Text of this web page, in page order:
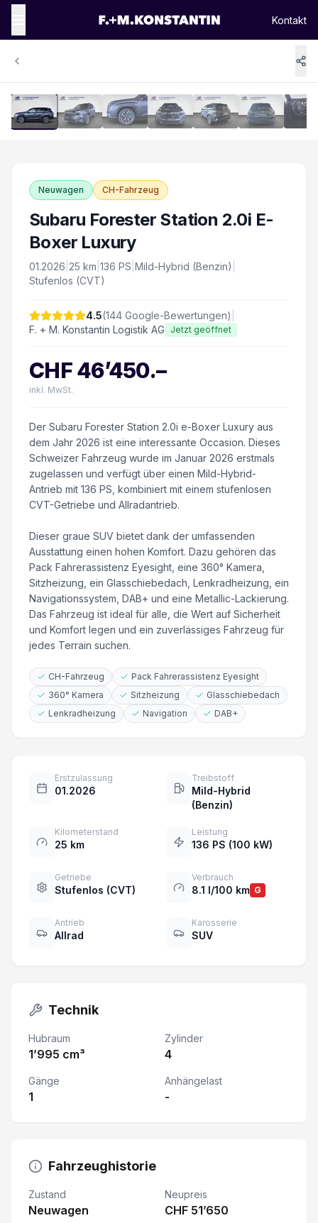
Kontakt
Neuwagen CH-Fahrzeug
Subaru Forester Station 2.0i E-
Boxer Luxury
01.2026 25 km 136 PS Mild-Hybrid (Benzin)
Stufenlos (CVT)
4.5(144 Google-Bewertungen)
F. + M. Konstantin Logistik AG
Jetzt geöffnet
CHF46’450.–
inkl. MwSt.
Der Subaru Forester Station 2.0i e-Boxer Luxury aus
dem Jahr 2026 ist eine interessante Occasion. Dieses
Schweizer Fahrzeug wurde im Januar 2026 erstmals
zugelassen und verfügt über einen Mild-Hybrid-
Antrieb mit 136 PS, kombiniert mit einem stufenlosen
CVT-Getriebe und Allradantrieb.
Dieser graue SUV bietet dank der umfassenden
Ausstattung einen hohen Komfort. Dazu gehören das
Pack Fahrerassistenz Eyesight, eine 360° Kamera,
Sitzheizung, ein Glasschiebedach, Lenkradheizung, ein
Navigationssystem, DAB+ und eine Metallic-Lackierung.
Das Fahrzeug ist ideal für alle, die Wert auf Sicherheit
und Komfort legen und ein zuverlässiges Fahrzeug für
jedes Terrain suchen.
CH-Fahrzeug
Pack Fahrerassistenz Eyesight
360° Kamera
Sitzheizung
Glasschiebedach
Lenkradheizung
Navigation DAB+
Erstzulassung
01.2026
Treibstoff
Mild-Hybrid
(Benzin)
Kilometerstand
25 km
Leistung
136 PS (100 kW)
Getriebe
Stufenlos (CVT)
Verbrauch
8.1 l/100 km G
Antrieb
Allrad
Karosserie
SUV
Technik
Hubraum
1’995 cm³
Zylinder
4
Gänge
1
Anhängelast
-
Fahrzeughistorie
Zustand
Neuwagen
Neupreis
CHF 51’650